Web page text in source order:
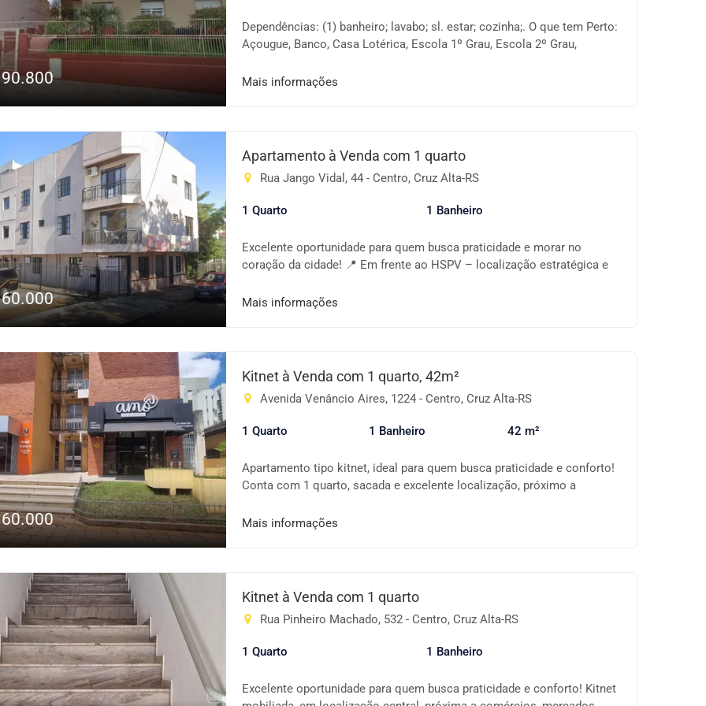
Dependências: (1) banheiro; lavabo; sl. estar; cozinha;. O que tem Perto:
Açougue, Banco, Casa Lotérica, Escola 1º Grau, Escola 2º Grau,
Lanchonete, Lojas, Mercado, Panificadora, Praça/Parque, Posto de
Mais informações
Apartamento à Venda com 1 quarto
Rua Jango Vidal, 44 - Centro, Cruz Alta-RS
1 Quarto 1 Banheiro
Excelente oportunidade para quem busca praticidade e morar no
coração da cidade! 📍 Em frente ao HSPV – localização estratégica e
deseja estar perto de tudo. 🔑 Características do imóvel: ✔️ 1 quarto ✔️
comércio em geral. 💼 Perfeito para quem busca comodidade no dia a
dia e excelente localização! 📲 Entre em contato para mais
informações e agende sua visita! Seu novo endereço pode ser aqui!
Mais informações
Kitnet à Venda com 1 quarto, 42m²
Avenida Venâncio Aires, 1224 - Centro, Cruz Alta-RS
1 Quarto 1 Banheiro 42 m²
Apartamento tipo kitnet, ideal para quem busca praticidade e conforto!
Conta com 1 quarto, sacada e excelente localização, próximo a
Destaques: Ambiente funcional e bem distribuído Sacada arejada com
informações!
Mais informações
Kitnet à Venda com 1 quarto
Rua Pinheiro Machado, 532 - Centro, Cruz Alta-RS
1 Quarto 1 Banheiro
Excelente oportunidade para quem busca praticidade e conforto! Kitnet